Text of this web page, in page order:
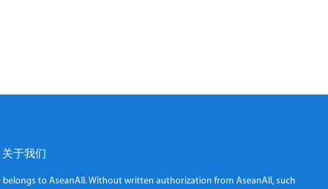
关于我们
to AseanAll. Without written authorization from AseanAll, such